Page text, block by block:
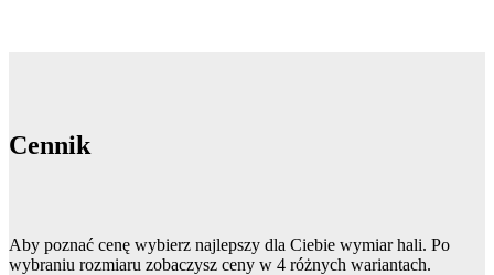
Cennik
Aby poznać cenę wybierz najlepszy dla Ciebie wymiar hali. Po
wybraniu rozmiaru zobaczysz ceny w 4 różnych wariantach.